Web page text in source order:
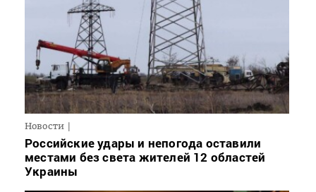
Новости
Российские удары и непогода оставили
местами без света жителей 12 областей
Украины